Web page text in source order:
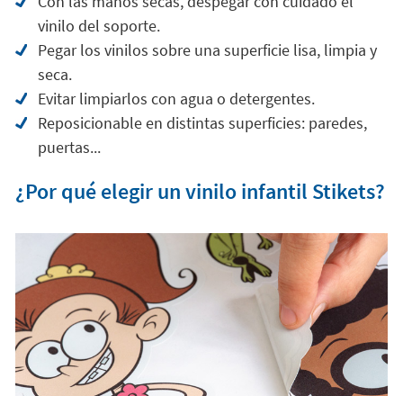
vinilo del soporte.
Pegar los vinilos sobre una superficie lisa, limpia y
seca.
Evitar limpiarlos con agua o detergentes.
Reposicionable en distintas superficies: paredes,
puertas...
¿Por qué elegir un vinilo infantil Stikets?